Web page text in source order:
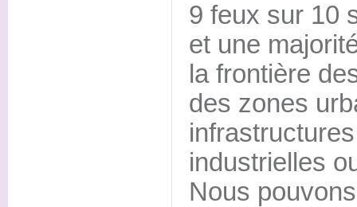
9 feux sur 10
et une
la frontière
des zones
industrielles
Nous